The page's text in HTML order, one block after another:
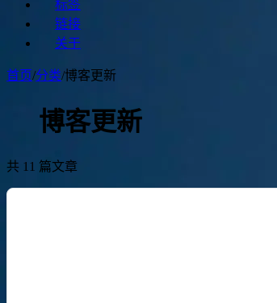
标签
链接
关于
首页/分类/博客更新
博客更新
共 11 篇文章